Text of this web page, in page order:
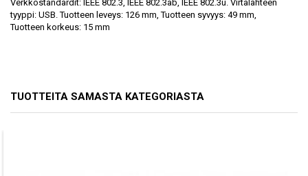
Verkkostandardit: IEEE 802.3, IEEE 802.3ab, IEEE 802.3u. Virtalähteen
tyyppi: USB. Tuotteen leveys: 126 mm, Tuotteen syvyys: 49 mm,
Tuotteen korkeus: 15 mm
TUOTTEITA SAMASTA KATEGORIASTA